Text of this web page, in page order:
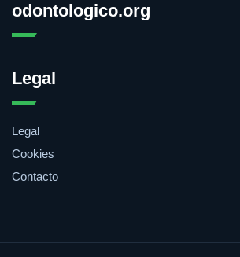
odontologico.org
Legal
Legal
Cookies
Contacto